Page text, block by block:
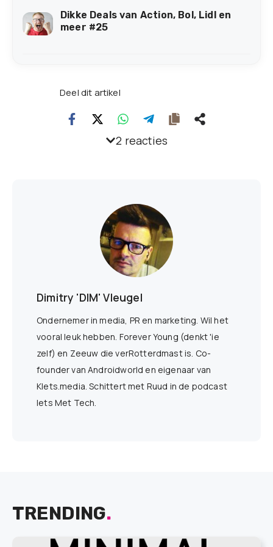
Dikke Deals van Action, Bol, Lidl en
meer #25
Deel dit artikel
2 reacties
Dimitry 'DIM' Vleugel
Ondernemer in media, PR en marketing. Wil het
vooral leuk hebben. Forever Young (denkt 'ie
zelf) en Zeeuw die verRotterdmast is. Co-
founder van Androidworld en eigenaar van
Klets.media. Schittert met Ruud in de podcast
Iets Met Tech.
TRENDING.